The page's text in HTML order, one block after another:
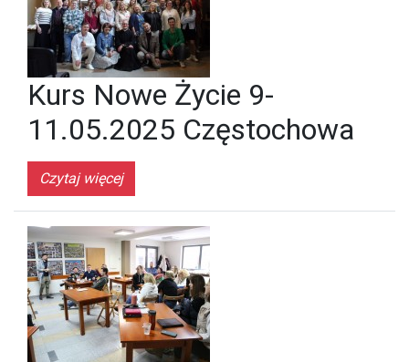
Kurs Nowe Życie 9-
11.05.2025 Częstochowa
Czytaj więcej